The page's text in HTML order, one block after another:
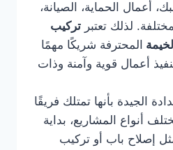
أعمال الحماية، الصيانة،
لذلك تعتبر تركيب
المحترفة شريكًا مهمًا
أعمال قوية وآمنة وذات
الجيدة بأنها تمتلك فريقًا
أنواع المشاريع، بداية
إصلاح باب أو تركيب